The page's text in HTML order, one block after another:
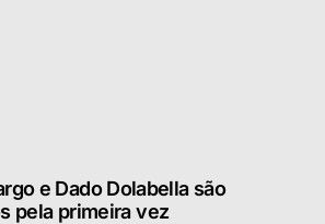
e Dado Dolabella são
pela primeira vez